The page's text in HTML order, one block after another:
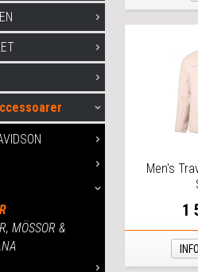
MÖSSOR &
Men's
1
INFO